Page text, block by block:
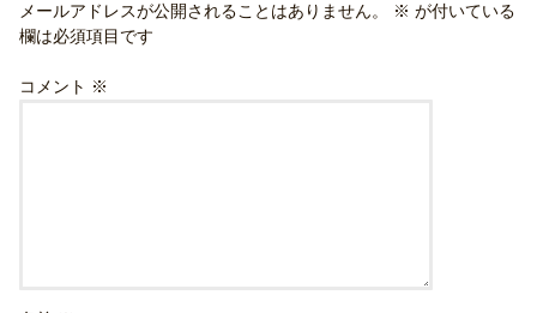
メールアドレスが公開されることはありません。 ※ が付いている
欄は必須項目です
コメント ※